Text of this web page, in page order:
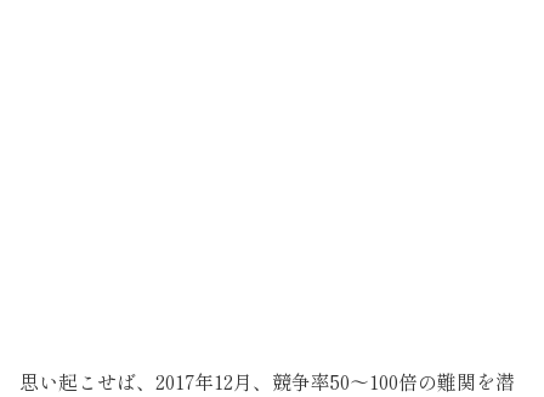
思い起こせば、2017年12月、競争率50～100倍の難関を潜